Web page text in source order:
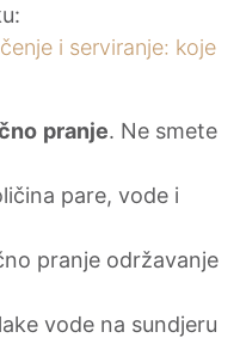
i serviranje: koje
pranje. Ne smete
pare, vode i
pranje održavanje
vode na sundjeru